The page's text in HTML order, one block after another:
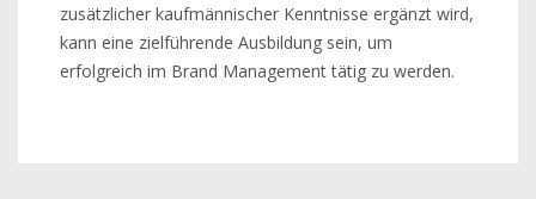
zusätzlicher kaufmännischer Kenntnisse ergänzt wird,
kann eine zielführende Ausbildung sein, um
erfolgreich im Brand Management tätig zu werden.